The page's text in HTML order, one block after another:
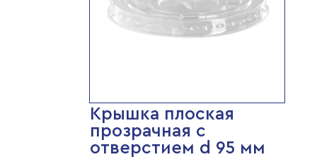
Крышка плоская
прозрачная с
отверстием d 95 мм